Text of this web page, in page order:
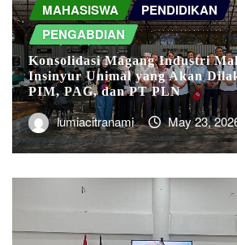
MAHASISWA
PENDIDIKAN
PENGABDIAN
Konsolidasi Magang Industri
Insinyur Unimal yang Akan
PIM, PAG, dan PT PLN
lumiacitranami May 23,